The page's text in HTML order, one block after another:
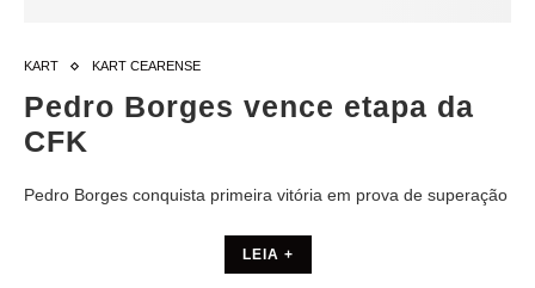
KART KART CEARENSE
Pedro Borges vence etapa da
CFK
Pedro Borges conquista primeira vitória em prova de superação
LEIA +